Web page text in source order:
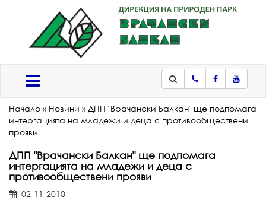
ТелефонFacebook
Начало » Новини » ДПП "Врачански Балкан" ще подпомага
интергацията на младежи и деца с противообществени
прояви
ДПП "Врачански Балкан" ще подпомага
интергацията на младежи и деца с
противообществени прояви
02-11-2010